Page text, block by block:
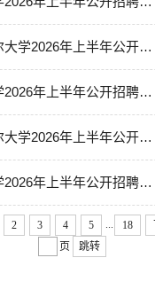
上半年公开招聘硕士工作人员体检的通知
年公开招聘博士拟聘用人员公示（一）
半年公开招聘硕士工作人员面试工作的通知
开招聘硕士工作人员笔试成绩及进入面试情况公示
2 3 4 5 18
页
跳转